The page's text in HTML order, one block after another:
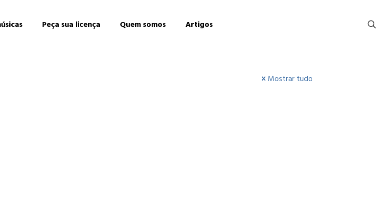
Peça sua licença Quem somos Artigos
Mostrar tudo